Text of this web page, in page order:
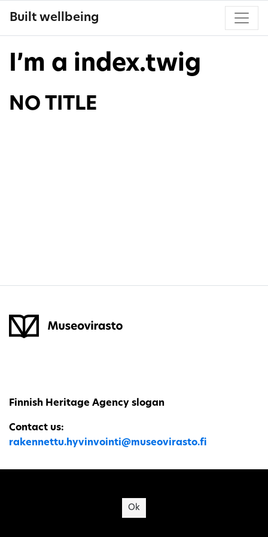
Built wellbeing
I’m a index.twig
NO TITLE
Finnish Heritage Agency slogan
Contact us:
rakennettu.hyvinvointi@museovirasto.fi
Ok